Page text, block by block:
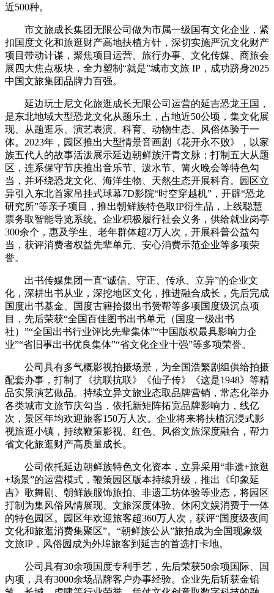
近500种。
市文旅成长集团无限公司做为市属一级国有文化企业，紧
扣国度文化和旅逛财产高地扶植方针，深切实施严沉文化财产
项目带动计谋，聚焦项目运营、旅行办事、文化传媒、商旅会
展四大焦点板块，全力塑制“就是”城市文旅 IP，成功跻身2025
中国文旅集团品牌力百强。
延边玩士尼文化旅逛成长无限公司运营的延吉恐龙王国，
是东北地域大型恐龙文化从题乐土，占地近50公顷，集文化展
现、从题逛乐、演艺表演、科育、动物生态、风俗体验于一
体。2023年，园区推出大型情景音画剧《花开永不败》，以家
族五代人的故事活泼展示延边朝鲜族汗青文脉；打制五大从题
区，连系保守节庆推出音乐节、泼水节、篝火晚会等特色勾
当，并环绕恐龙文化、海洋生物、天然生态开展科育。园区立
异引入东北首家吊挂式球幕7D影院“时空穿越机”，开辟“恐龙
研究所”等亲子项目，推出朝鲜族特色取IP衍生品，上线聪慧
票务取智能导览系统。企业积极履行社会义务，供给就业岗亭
300余个，惠及学生、老年群体超2万人次，开展科普公益勾
当，获评消费者权益先辈单元、安心消费示范企业等多项荣
誉。
出书传媒集团一直“诚信、守正、传承、立异”的企业文
化，深耕出书从业，深挖地区文化，推进融合成长，先后完成
国度出书基金、国度古籍拾掇出书赞帮等多项国度级沉点项
目，先后荣获“全国百佳图书出书单元（国度一级出书
社）”“全国出书行业评比先辈集体”“中国版权最具影响力企
业”“省旧事出书优良集体”“省文化企业十强”等多项荣誉。
公司具有多气概影视拍摄场景，为全国浩繁剧组供给拍摄
配套办事，打制了《抗联抗联》《仙子传》《这是1948》等精
品实景演艺做品。持续立异文旅业态取品牌营销，常态化举办
各类城市文旅节庆勾当，依托新矩阵拓宽品牌影响力，线亿
次，景区年均欢迎旅客150万人次。企业将来将扶植沉浸式影
视旅逛小镇，持续鞭策影视、红色、风俗文旅深度融合，帮力
省文化旅逛财产高质量成长。
公司依托延边朝鲜族特色文化资本，立异采用“非遗+旅逛
+场景”的运营模式，鞭策园区版本持续升级，推出《印象延
吉》歌舞剧、朝鲜族服饰旅拍、非遗工坊体验等业态，将园区
打制为集风俗风情展现、文旅深度体验、休闲文娱消费于一体
的特色园区。园区年欢迎旅客超360万人次，获评“国度级夜间
文化和旅逛消费集聚区”。“朝鲜族公从”旅拍成为全国现象级
文旅IP，风俗园成为外埠旅客到延吉的首选打卡地。
公司具有30余项国度专利手艺，先后荣获50余项国际、国
内项，具有3000余场品牌客户办事经验。企业先后斩获金铅